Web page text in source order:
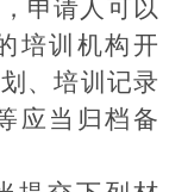
申请人可以
培训机构开
、培训记录
应当归档备